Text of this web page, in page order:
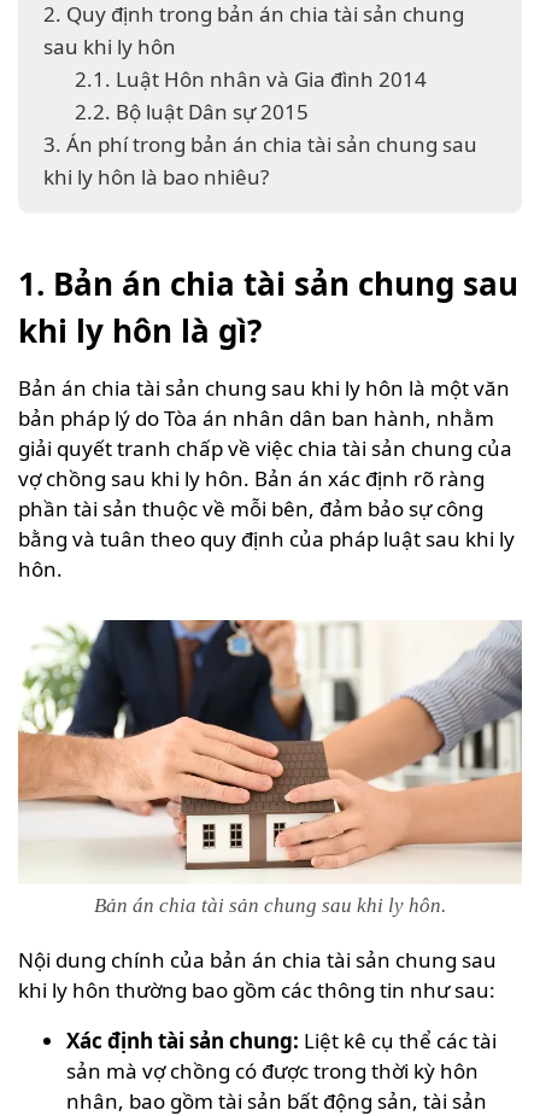
2. Quy định trong bản án chia tài sản chung
sau khi ly hôn
2.1. Luật Hôn nhân và Gia đình 2014
2.2. Bộ luật Dân sự 2015
3. Án phí trong bản án chia tài sản chung sau
khi ly hôn là bao nhiêu?
1. Bản án chia tài sản chung sau
khi ly hôn là gì?
Bản án chia tài sản chung sau khi ly hôn là một văn
bản pháp lý do Tòa án nhân dân ban hành, nhằm
giải quyết tranh chấp về việc chia tài sản chung của
vợ chồng sau khi ly hôn. Bản án xác định rõ ràng
phần tài sản thuộc về mỗi bên, đảm bảo sự công
bằng và tuân theo quy định của pháp luật sau khi ly
hôn.
Bản án chia tài sản chung sau khi ly hôn.
Nội dung chính của bản án chia tài sản chung sau
khi ly hôn thường bao gồm các thông tin như sau:
Xác định tài sản chung: Liệt kê cụ thể các tài
sản mà vợ chồng có được trong thời kỳ hôn
nhân, bao gồm tài sản bất động sản, tài sản